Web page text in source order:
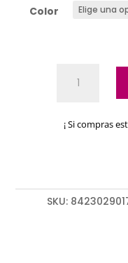
Color
Eurostil
¡ Si compras
SKU: